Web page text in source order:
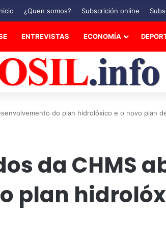
¿Quen somos? Subscrición online
ENTREVISTAS ECONOMÍA
do plan hidrolóxico e o novo plan
da CHMS
plan